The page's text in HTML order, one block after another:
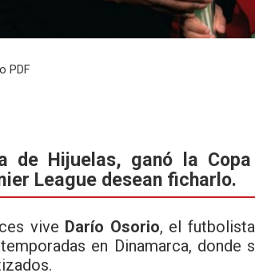
PDF
de Hijuelas, ganó la
League desean ficharlo.
vive Darío Osorio, el
en Dinamarca, donde